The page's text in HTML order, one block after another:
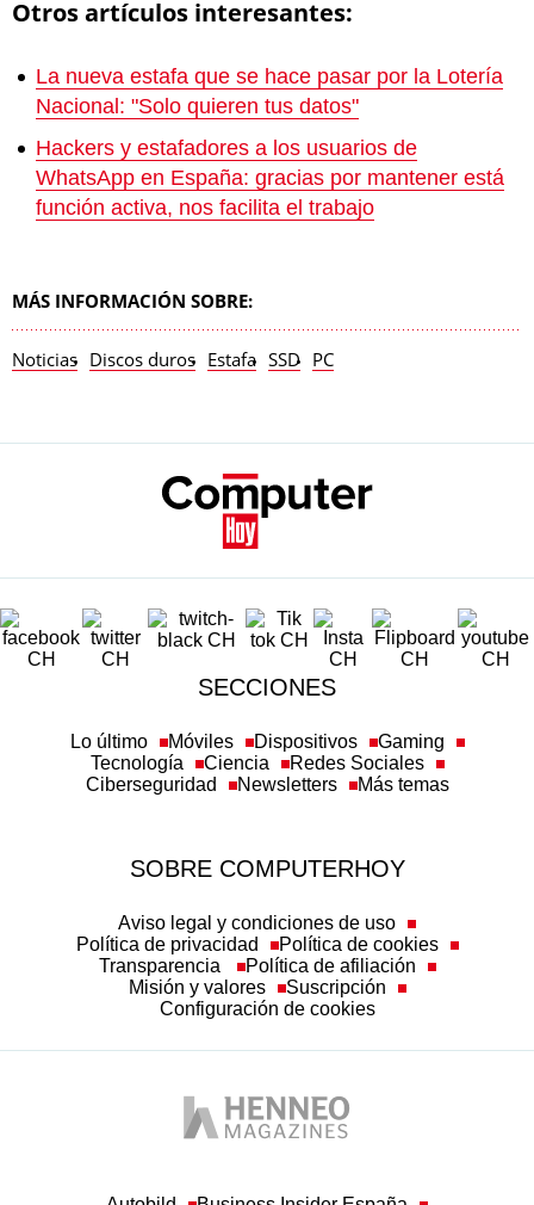
Otros artículos interesantes:
La nueva estafa que se hace pasar por la Lotería
Nacional: "Solo quieren tus datos"
Hackers y estafadores a los usuarios de
WhatsApp en España: gracias por mantener está
función activa, nos facilita el trabajo
MÁS INFORMACIÓN SOBRE:
Noticias Discos duros Estafa SSD PC
SECCIONES
Lo último Móviles Dispositivos
Gaming
Tecnología
Ciencia
Redes Sociales
Ciberseguridad
Newsletters Más temas
SOBRE COMPUTERHOY
Aviso legal y condiciones de uso
Política de privacidad
Política de cookies
Transparencia
Política de afiliación
Misión y valores
Suscripción
Configuración de cookies